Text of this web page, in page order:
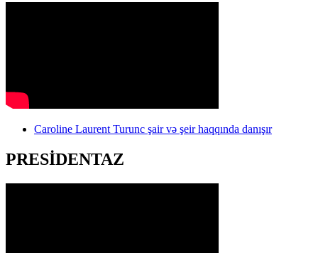
Caroline Laurent Turunc şair və şeir haqqında danışır
PRESİDENTAZ